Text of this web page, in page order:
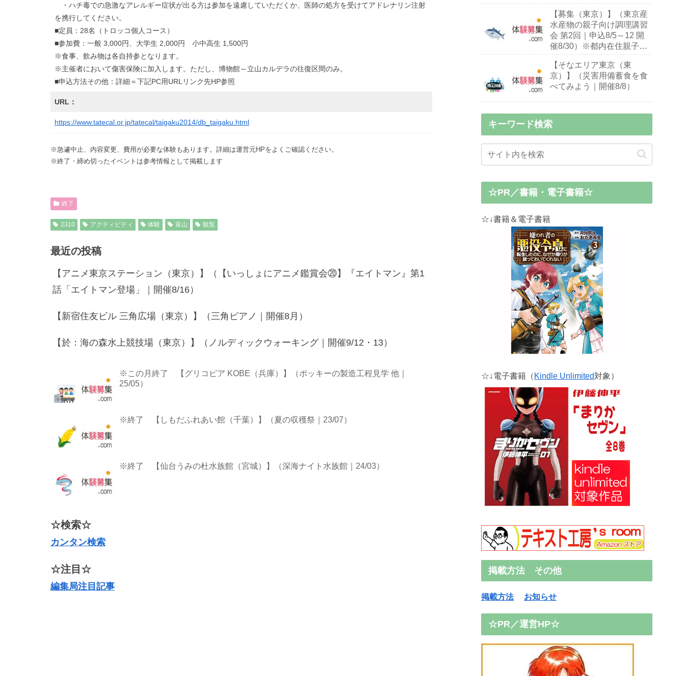
・ハチ毒での急激なアレルギー症状が出る方は参加を遠慮していただくか、医師の処方を受けてアドレナリン注射
を携行してください。
■定員：28名（トロッコ個人コース）
■参加費：一般 3,000円、大学生 2,000円 小中高生 1,500円
※食事、飲み物は各自持参となります。
※主催者において傷害保険に加入します。ただし、博物館～立山カルデラの往復区間のみ。
■申込方法その他：詳細＝下記PC用URLリンク先HP参照
URL：
https://www.tatecal.or.jp/tatecal/taigaku2014/db_taigaku.html
※急遽中止、内容変更、費用が必要な体験もあります。詳細は運営元HPをよくご確認ください。
※終了・締め切ったイベントは参考情報として掲載します
終了
2310 アクティビティ 体験 富山 観覧
最近の投稿
【アニメ東京ステーション（東京）】（【いっしょにアニメ鑑賞会⑳】『エイトマン』第1
話「エイトマン登場」｜開催8/16）
【新宿住友ビル 三角広場（東京）】（三角ピアノ｜開催8月）
【於：海の森水上競技場（東京）】（ノルディックウォーキング｜開催9/12・13）
※この月終了 【グリコピア KOBE（兵庫）】（ポッキーの製造工程見学 他｜
25/05）
※終了 【しもだふれあい館（千葉）】（夏の収穫祭｜23/07）
※終了 【仙台うみの杜水族館（宮城）】（深海ナイト水族館｜24/03）
☆検索☆
カンタン検索
☆注目☆
編集局注目記事
9/13 開催9/26・27）※釣り
初心者,小中学生親子
【募集（東京）】（東京産
水産物の親子向け調理講習
会 第2回｜申込8/5～12 開
催8/30）※都内在住親子
【そなエリア東京（東
京）】（災害用備蓄食を食
べてみよう｜開催8/8）
キーワード検索
☆PR／書籍・電子書籍☆
☆↓書籍＆電子書籍
☆↓電子書籍（Kindle Unlimited対象）
掲載方法 その他
掲載方法 お知らせ
☆PR／運営HP☆